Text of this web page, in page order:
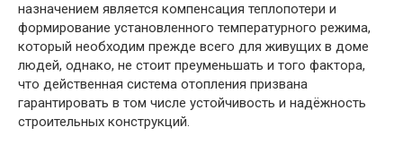
назначением является компенсация теплопотери и
формирование установленного температурного режима,
который необходим прежде всего для живущих в доме
людей, однако, не стоит преуменьшать и того фактора,
что действенная система отопления призвана
гарантировать в том числе устойчивость и надёжность
строительных конструкций.